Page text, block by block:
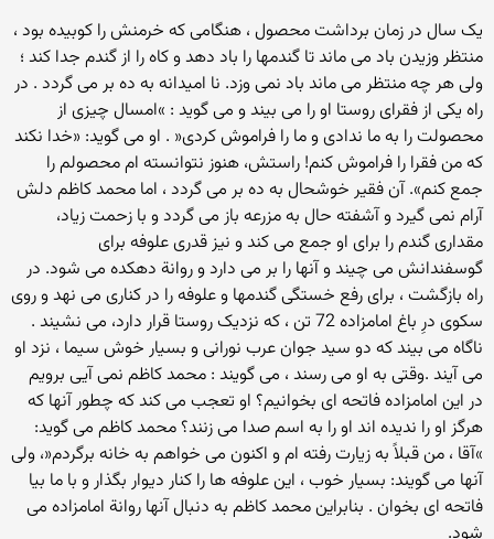
یک سال در زمان برداشت محصول ، هنگامی که خرمنش را کوبیده بود ،
منتظر وزیدن باد می ماند تا گندمها را باد دهد و کاه را از گندم جدا کند ؛
ولی هر چه منتظر می ماند باد نمی وزد. نا امیدانه به ده بر می گردد . در
راه یکی از فقرای روستا او را می بیند و می گوید : »امسال چیزی از
محصولت را به ما ندادی و ما را فراموش کردی« . او می گوید: «خدا نکند
که من فقرا را فراموش کنم! راستش، هنوز نتوانسته ام محصولم را
جمع کنم». آن فقیر خوشحال به ده بر می گردد ، اما محمد کاظم دلش
آرام نمی گیرد و آشفته حال به مزرعه باز می گردد و با زحمت زیاد،
مقداری گندم را برای او جمع می کند و نیز قدری علوفه برای
گوسفندانش می چیند و آنها را بر می دارد و روانة دهکده می شود. در
راه بازگشت ، برای رفع خستگی گندمها و علوفه را در کناری می نهد و روی
سکوی درِ باغ امامزاده 72 تن ، که نزدیک روستا قرار دارد، می نشیند .
ناگاه می بیند که دو سید جوان عرب نورانی و بسیار خوش سیما ، نزد او
می آیند .وقتی به او می رسند ، می گویند : محمد کاظم نمی آیی برویم
در این امامزاده فاتحه ای بخوانیم؟ او تعجب می کند که چطور آنها که
هرگز او را ندیده اند او را به اسم صدا می زنند؟ محمد کاظم می گوید:
»آقا ، من قبلاً به زیارت رفته ام و اکنون می خواهم به خانه برگردم«، ولی
آنها می گویند: بسیار خوب ، این علوفه ها را کنار دیوار بگذار و با ما بیا
فاتحه ای بخوان . بنابراین محمد کاظم به دنبال آنها روانة امامزاده می